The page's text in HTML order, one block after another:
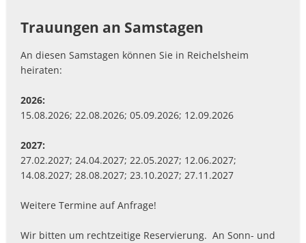
Trauungen an Samstagen
An diesen Samstagen können Sie in Reichelsheim
heiraten:
2026:
15.08.2026; 22.08.2026; 05.09.2026; 12.09.2026
2027:
27.02.2027; 24.04.2027; 22.05.2027; 12.06.2027;
14.08.2027; 28.08.2027; 23.10.2027; 27.11.2027
Weitere Termine auf Anfrage!
Wir bitten um rechtzeitige Reservierung. An Sonn- und